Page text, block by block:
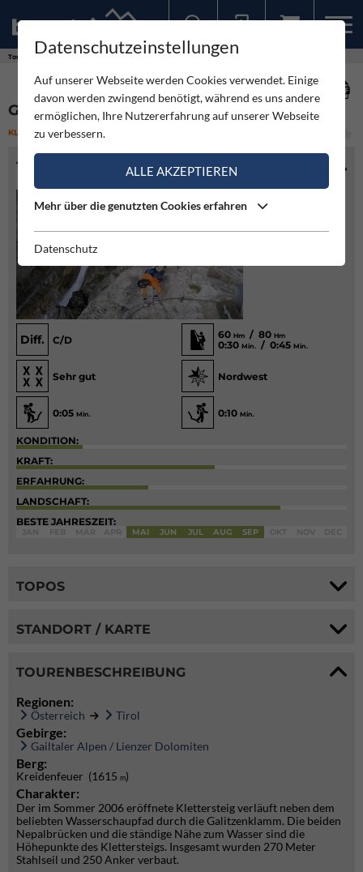
Touren
GALITZENKLAMM - KLETTERSTEIG
KLETTERSTEIG MITTEL
TOURENINFO
Diff. C/D 60 Hm / 80 Hm
0:30 Min. / 0:45 Min.
Sehr gut Nordwest
0:05 Min. 0:10 Min.
KONDITION:
KRAFT:
ERFAHRUNG:
LANDSCHAFT:
BESTE JAHRESZEIT:
MAI JUN JUL AUG SEP
TOPOS
STANDORT / KARTE
TOURENBESCHREIBUNG
Regionen:
Österreich Tirol
Gebirge:
Gailtaler Alpen / Lienzer Dolomiten
Berg:
Kreidenfeuer (1615 m)
Charakter:
Der im Sommer 2006 eröffnete Klettersteig verläuft neben dem
beliebten Wasserschaupfad durch die Galitzenklamm. Die beiden
Nepalbrücken und die ständige Nähe zum Wasser sind die
Höhepunkte des Klettersteigs. Insgesamt wurden 270 Meter
Stahlseil und 250 Anker verbaut.
Datenschutzeinstellungen
Auf unserer Webseite werden Cookies verwendet. Einige
davon werden zwingend benötigt, während es uns andere
ermöglichen, Ihre Nutzererfahrung auf unserer Webseite
zu verbessern.
ALLE AKZEPTIEREN
Mehr über die genutzten Cookies erfahren
Datenschutz